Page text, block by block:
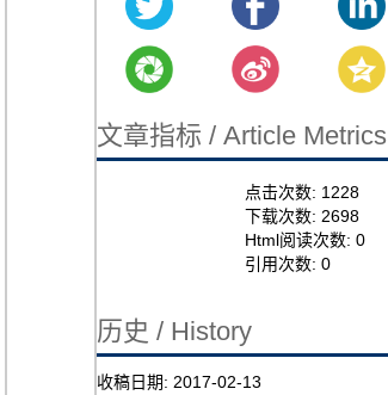
文章指标 / Article Metrics
点击次数: 1228
下载次数: 2698
Html阅读次数:0
引用次数:0
历史 / History
收稿日期: 2017-02-13